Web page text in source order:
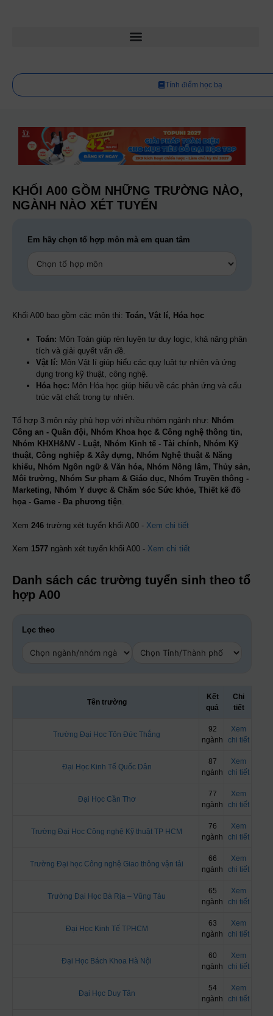
Tính điểm học bạ
KHỐI A00 GỒM NHỮNG TRƯỜNG NÀO,
NGÀNH NÀO XÉT TUYỂN
Em hãy chọn tổ hợp môn mà em quan tâm
Khối A00 bao gồm các môn thi: Toán, Vật lí, Hóa học
Toán: Môn Toán giúp rèn luyện tư duy logic, khả năng phân
tích và giải quyết vấn đề.
Vật lí: Môn Vật lí giúp hiểu các quy luật tự nhiên và ứng
dụng trong kỹ thuật, công nghệ.
Hóa học: Môn Hóa học giúp hiểu về các phản ứng và cấu
trúc vật chất trong tự nhiên.
Tổ hợp 3 môn này phù hợp với nhiều nhóm ngành như: Nhóm
Công an - Quân đội, Nhóm Khoa học & Công nghệ thông tin,
Nhóm KHXH&NV - Luật, Nhóm Kinh tế - Tài chính, Nhóm Kỹ
thuật, Công nghiệp & Xây dựng, Nhóm Nghệ thuật & Năng
khiếu, Nhóm Ngôn ngữ & Văn hóa, Nhóm Nông lâm, Thủy sản,
Môi trường, Nhóm Sư phạm & Giáo dục, Nhóm Truyền thông -
Marketing, Nhóm Y dược & Chăm sóc Sức khỏe, Thiết kế đồ
họa - Game - Đa phương tiện.
Xem 246 trường xét tuyển khối A00 - Xem chi tiết
Xem 1577 ngành xét tuyển khối A00 - Xem chi tiết
Danh sách các trường tuyển sinh theo tổ
hợp A00
Lọc theo
Tên trường
Kết
quả
Chi
tiết
Trường Đại Học Tôn Đức Thắng
92
ngành
Xem
chi tiết
Đại Học Kinh Tế Quốc Dân
87
ngành
Xem
chi tiết
Đại Học Cần Thơ
77
ngành
Xem
chi tiết
Trường Đại Học Công nghệ Kỹ thuật TP HCM
76
ngành
Xem
chi tiết
Trường Đại học Công nghệ Giao thông vận tải
66
ngành
Xem
chi tiết
Trường Đại Học Bà Rịa – Vũng Tàu
65
ngành
Xem
chi tiết
Đại Học Kinh Tế TPHCM
63
ngành
Xem
chi tiết
Đại Học Bách Khoa Hà Nội
60
ngành
Xem
chi tiết
Đại Học Duy Tân
54
ngành
Xem
chi tiết